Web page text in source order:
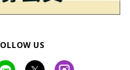
師相談室 獣医師・原駿太朗先生）
US